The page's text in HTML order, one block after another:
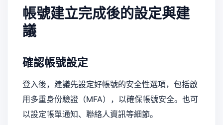
帳號建立完成後的設定與建
議
確認帳號設定
登入後，建議先設定好帳號的安全性選項，包括啟
用多重身份驗證（MFA），以確保帳號安全。也可
以設定帳單通知、聯絡人資訊等細節。